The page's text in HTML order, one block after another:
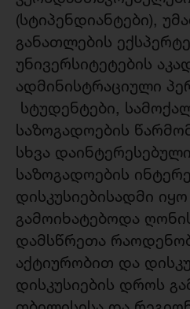
(სტიპენდიანტები),
განათლების
უნივერსიტეტების
ადმინისტრაციული
სტუდენტები,
საზოგადოების
სხვა
საზოგადოების
დისკუსიებისადმი
გამოიხატებოდა
დამსწრეთა
აქტიურობით და
დისკუსიების დროს